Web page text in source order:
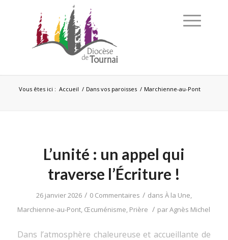
Vous êtes ici : Accueil / Dans vos paroisses / Marchienne-au-Pont
L’unité : un appel qui
traverse l’Écriture !
26 janvier 2026 / 0 Commentaires / dans À la Une,
Marchienne-au-Pont, Œcuménisme, Prière / parAgnès Michel
Dans l’atmosphère chaleureuse et accueillante de